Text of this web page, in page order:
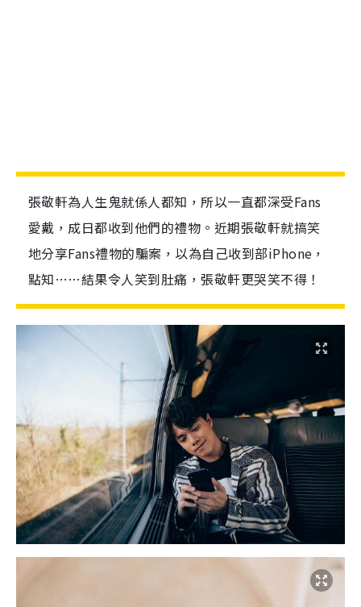
張敬軒為人生鬼就係人都知，所以一直都深受Fans
愛戴，成日都收到他們的禮物。近期張敬軒就搞笑
地分享Fans禮物的騙案，以為自己收到部iPhone，
點知……結果令人笑到肚痛，張敬軒更哭笑不得！